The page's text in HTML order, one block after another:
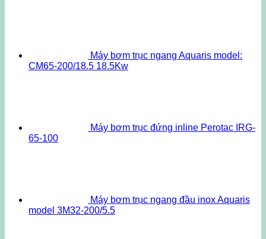
Máy bơm trục ngang Aquaris model:
CM65-200/18.5 18.5Kw
Máy bơm trục đứng inline Perotac IRG-
65-100
Máy bơm trục ngang đầu inox Aquaris
model 3M32-200/5.5